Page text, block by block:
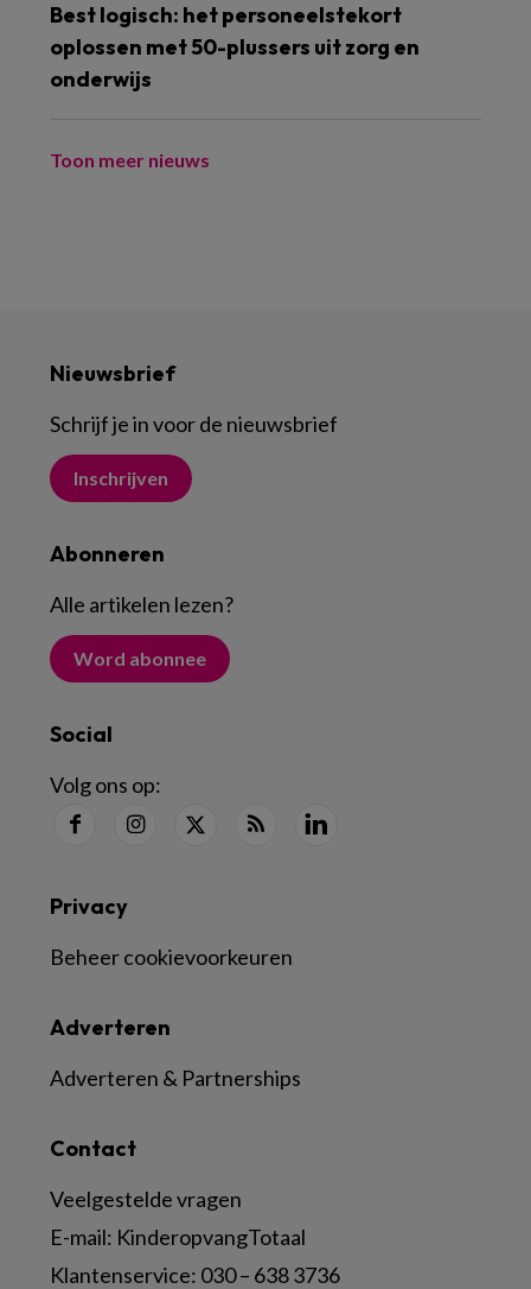
Best logisch: het personeelstekort
oplossen met 50-plussers uit zorg en
onderwijs
Toon meer nieuws
Nieuwsbrief
Schrijf je in voor de nieuwsbrief
Inschrijven
Abonneren
Alle artikelen lezen?
Word abonnee
Social
Volg ons op:
Contact
Veelgestelde vragen
E-mail: KinderopvangTotaal
Klantenservice: 030 – 638 3736
Adverteren
Adverteren & Partnerships
Privacy
Beheer cookievoorkeuren